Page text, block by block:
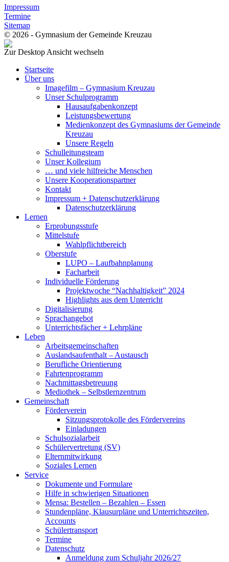
Impressum
Termine
Sitemap
© 2026 - Gymnasium der Gemeinde Kreuzau
Zur Desktop Ansicht wechseln
Startseite
Über uns
Imagefilm – Gymnasium Kreuzau
Unser Schulprogramm
Hausaufgabenkonzept
Leistungsbewertung
Medienkonzept des Gymnasiums der Gemeinde
Kreuzau
Unsere Regeln
Schulleitungsteam
Unser Kollegium
… und viele hilfreiche Menschen
Unsere Kooperationspartner
Kontakt
Impressum + Datenschutzerklärung
Datenschutzerklärung
Lernen
Erprobungsstufe
Mittelstufe
Wahlpflichtbereich
Oberstufe
LUPO – Laufbahnplanung
Facharbeit
Individuelle Förderung
Projektwoche “Nachhaltigkeit” 2024
Highlights aus dem Unterricht
Digitalisierung
Sprachangebot
Unterrichtsfächer + Lehrpläne
Leben
Arbeitsgemeinschaften
Auslandsaufenthalt – Austausch
Berufliche Orientierung
Fahrtenprogramm
Nachmittagsbetreuung
Mediothek – Selbstlernzentrum
Gemeinschaft
Förderverein
Sitzungsprotokolle des Fördervereins
Einladungen
Schulsozialarbeit
Schülervertretung (SV)
Elternmitwirkung
Soziales Lernen
Service
Dokumente und Formulare
Hilfe in schwierigen Situationen
Mensa: Bestellen – Bezahlen – Essen
Stundenpläne, Klausurpläne und Unterrichtszeiten,
Accounts
Schülertransport
Termine
Datenschutz
Anmeldung zum Schuljahr 2026/27